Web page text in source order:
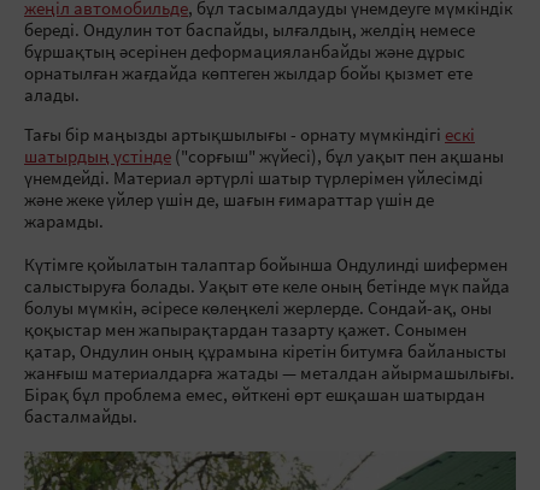
жеңіл автомобильде, бұл тасымалдауды үнемдеуге мүмкіндік
береді. Ондулин тот баспайды, ылғалдың, желдің немесе
бұршақтың әсерінен деформацияланбайды және дұрыс
орнатылған жағдайда көптеген жылдар бойы қызмет ете
алады.
Тағы бір маңызды артықшылығы - орнату мүмкіндігі ескі
шатырдың үстінде ("сорғыш" жүйесі), бұл уақыт пен ақшаны
үнемдейді. Материал әртүрлі шатыр түрлерімен үйлесімді
және жеке үйлер үшін де, шағын ғимараттар үшін де
жарамды.
Күтімге қойылатын талаптар бойынша Ондулинді шифермен
салыстыруға болады. Уақыт өте келе оның бетінде мүк пайда
болуы мүмкін, әсіресе көлеңкелі жерлерде. Сондай-ақ, оны
қоқыстар мен жапырақтардан тазарту қажет. Сонымен
қатар, Ондулин оның құрамына кіретін битумға байланысты
жанғыш материалдарға жатады — металдан айырмашылығы.
Бірақ бұл проблема емес, өйткені өрт ешқашан шатырдан
басталмайды.